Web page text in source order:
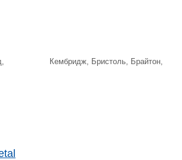
Кембридж, Бристоль,